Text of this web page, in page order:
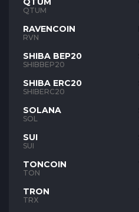
QTUM
RAVENCOIN
RVN
SHIBA BEP20
SHIBBEP20
SHIBA ERC20
SHIBERC20
SOLANA
SOL
SUI
SUI
TONCOIN
TON
TRON
TRX